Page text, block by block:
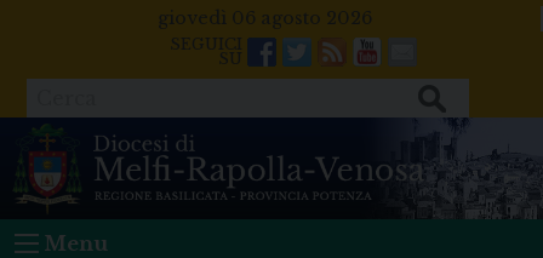
giovedì 06 agosto 2026
Facebook
Twitter
FeedsYoutube
Mail
Menu